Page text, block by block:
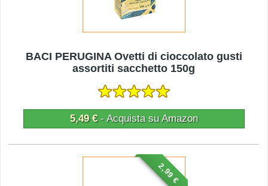
BACI PERUGINA Ovetti di cioccolato gusti
assortiti sacchetto 150g
5,49 €- Acquista su Amazon
2,99 €